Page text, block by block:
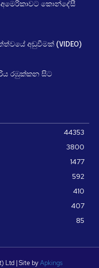
කොන්දේසී
අඩුවීමක් (VIDEO)
රඹුක්කන සිට
44353
3800
1477
592
410
407
85
Ltd | Site byApkings